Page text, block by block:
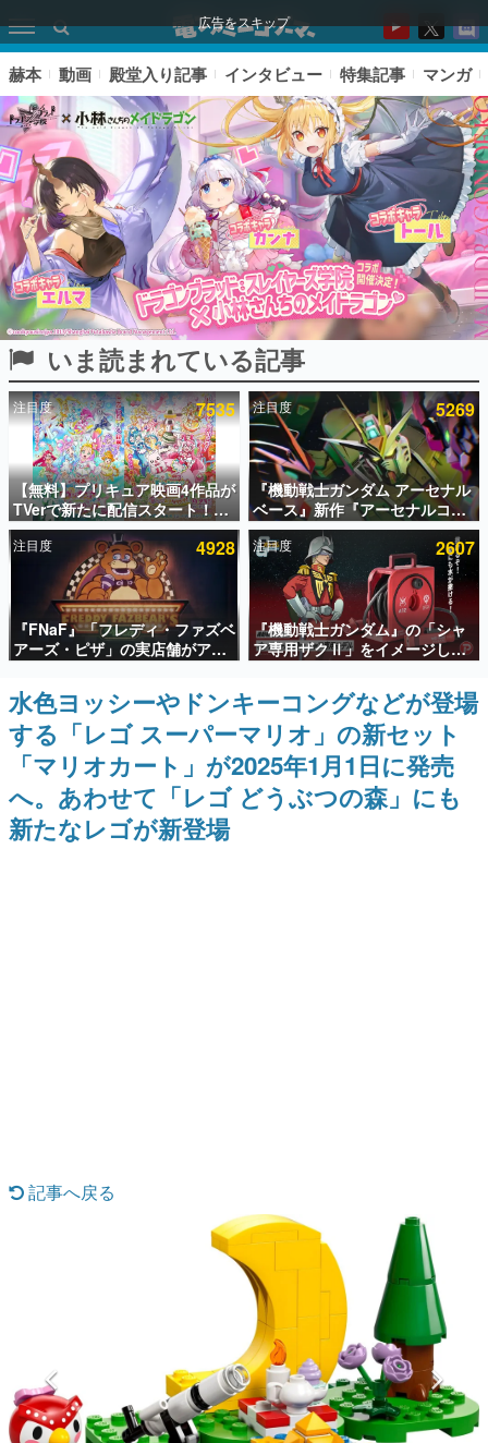
広告をスキップ
ピックアップ
電ファミのいま読まれている記事ランキング
アプリセール情報
インタビュー
連載・特集一覧
殿堂入り記事
SNS拡散数が数千以上！ ページビュー数万以上！ などな
ど。多くの人々に読まれた、電ファミ渾身の“殿堂入り”記
事をまとめました。
ゲームの企画書
名作ゲームクリエイターの方々に製作時のエピソードをお
聞きし、ヒットする企画（ゲーム）とは何か？を探ってい
きます。
赫本
この物語を解いてはいけない。『赫本』は、〈試験問題〉
の形をした短編ホラー小説集です。
なんでゲームは面白い？
ゲーム開発者・hamatsu氏がゲームの魅力を画面や操作の
具体的な形から解き明かしていく、硬派で骨太な評論連載
ゲームが変えた日本語
「経験値」「裏技」「ラスボス」… ゲームにまつわる言葉
の起源や用法の変遷を、コンピューター文化史研究家・タ
イニーP氏が徹底調査。
カテゴリ
赫本 動画 殿堂入り記事 インタビュー 特集記事 マンガ
いま読まれている記事
注目度 7535
【無料】プリキュア映画4作品が
TVerで新たに配信スタート！な
んと2018年～2024年の映画ほぼ
すべてが見放題に、ぶっちゃけ
ありえないラインナップ
注目度 5269
『機動戦士ガンダム アーセナル
ベース』新作『アーセナルコマ
ンダー』発表！8月28日からオ
ープンベータテスト開催、2027
年2月下旬に稼働予定
注目度 4928
『FNaF』「フレディ・ファズベ
アーズ・ピザ」の実店舗がアメ
リカの商業施設「American
Dream」に2027年オープン！
ScottGamesとの共同開発、食
事だけでなくステージショーや
没入型のホラー体験も楽しめる
注目度 2607
『機動戦士ガンダム』の「シャ
ア専用ザクⅡ」をイメージした
散水ホースリールが予約開始。
本体にはシャアのパーソナルマ
ークやジオン公国軍のエンブレ
ム、型式番号などを配置
水色ヨッシーやドンキーコングなどが登場
する「レゴ スーパーマリオ」の新セット
「マリオカート」が2025年1月1日に発売
へ。あわせて「レゴ どうぶつの森」にも
新たなレゴが新登場
記事へ戻る